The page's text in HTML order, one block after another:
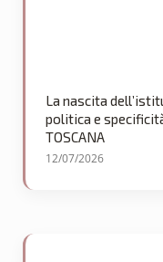
La nascita
politica e
TOSCANA
12/07/2026